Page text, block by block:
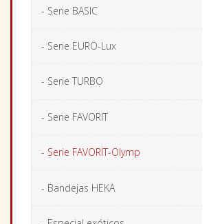
- Serie BASIC
- Serie EURO-Lux
- Serie TURBO
- Serie FAVORIT
- Serie FAVORIT-Olymp
- Bandejas HEKA